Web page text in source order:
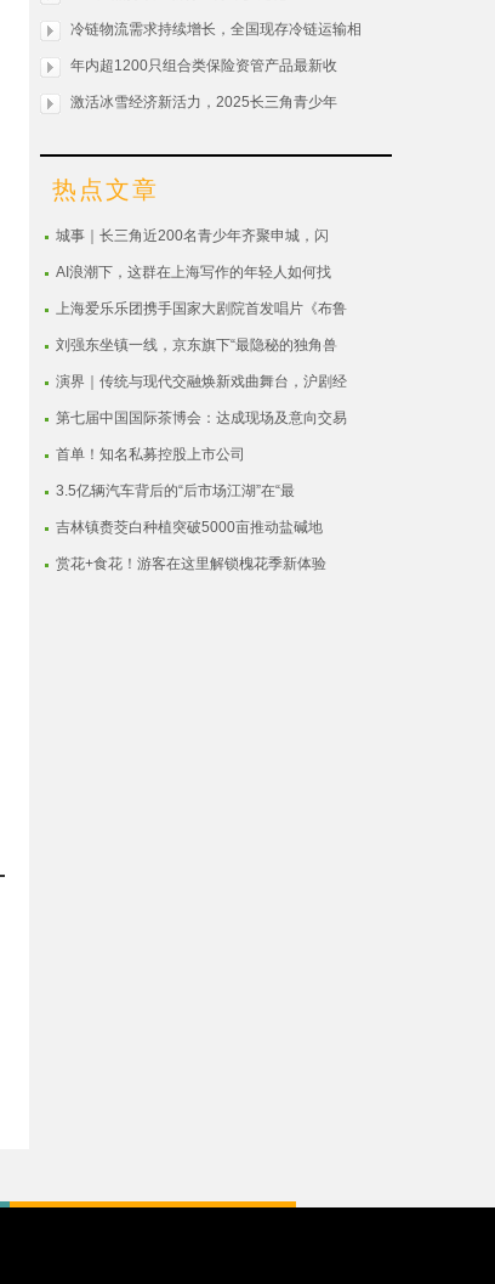
冷链物流需求持续增长，全国现存冷链运输相
年内超1200只组合类保险资管产品最新收
激活冰雪经济新活力，2025长三角青少年
热点文章
城事｜长三角近200名青少年齐聚申城，闪
AI浪潮下，这群在上海写作的年轻人如何找
上海爱乐乐团携手国家大剧院首发唱片《布鲁
刘强东坐镇一线，京东旗下“最隐秘的独角兽
演界｜传统与现代交融焕新戏曲舞台，沪剧经
第七届中国国际茶博会：达成现场及意向交易
首单！知名私募控股上市公司
3.5亿辆汽车背后的“后市场江湖”在“最
吉林镇赉茭白种植突破5000亩推动盐碱地
赏花+食花！游客在这里解锁槐花季新体验